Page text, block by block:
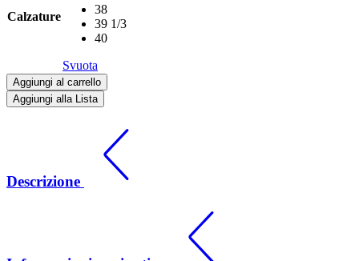
Calzature
38
39 1/3
40
Svuota
Aggiungi al carrello
Aggiungi alla Lista
Descrizione